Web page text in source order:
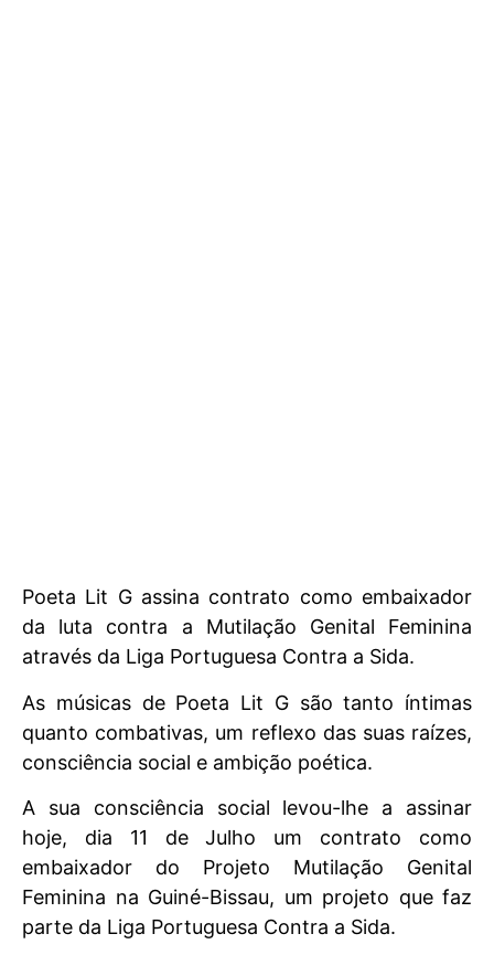
Poeta Lit G assina contrato como embaixador
da luta contra a Mutilação Genital Feminina
através da Liga Portuguesa Contra a Sida.
As músicas de Poeta Lit G são tanto íntimas
quanto combativas, um reflexo das suas raízes,
consciência social e ambição poética.
A sua consciência social levou-lhe a assinar
hoje, dia 11 de Julho um contrato como
embaixador do Projeto Mutilação Genital
Feminina na Guiné-Bissau, um projeto que faz
parte da Liga Portuguesa Contra a Sida.